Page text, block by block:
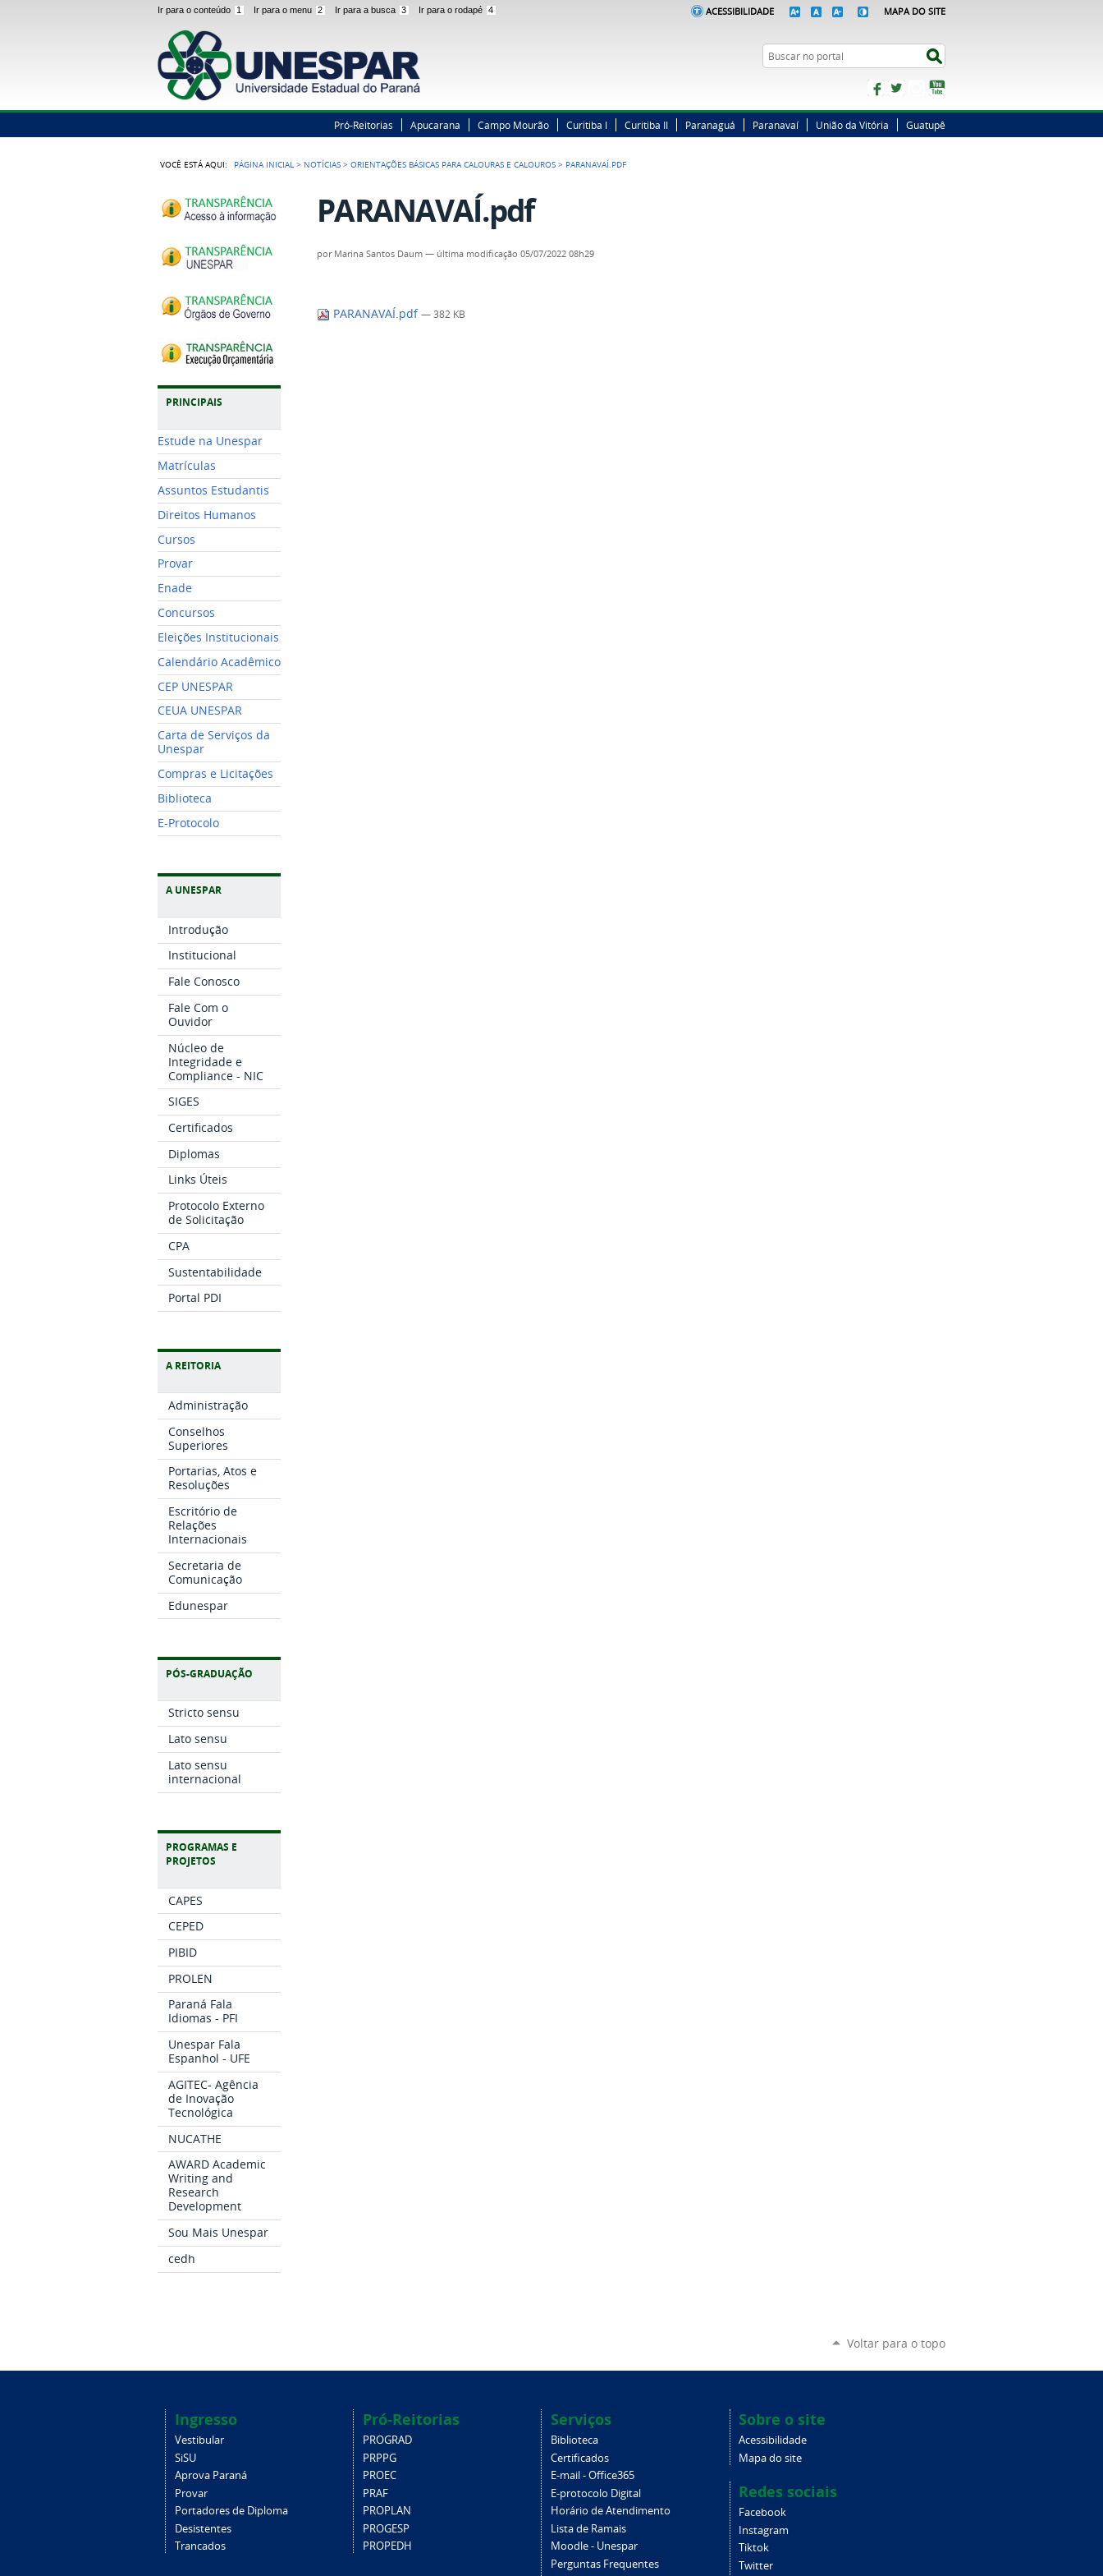
Ir para o conteúdo 1 Ir para o menu 2 Ir para a busca 3 Ir para o rodapé 4 ACESSIBILIDADE MAPA DO SITE
Busca
FacebookTwitterInstagram
Pró-Reitorias Apucarana Campo Mourão Curitiba I Curitiba II Paranaguá Paranavaí União da Vitória Guatupê
VOCÊ ESTÁ AQUI: PÁGINA INICIAL > NOTÍCIAS >ORIENTAÇÕES BÁSICAS PARA CALOURAS E CALOUROS > PARANAVAÍ.PDF
PRINCIPAIS
Estude na Unespar
Matrículas
Assuntos Estudantis
Direitos Humanos
Cursos
Provar
Enade
Concursos
Eleições Institucionais
Calendário Acadêmico
CEP UNESPAR
CEUA UNESPAR
Carta de Serviços da
Unespar
Compras e Licitações
Biblioteca
E-Protocolo
A UNESPAR
Introdução
Institucional
Fale Conosco
Fale Com o
Ouvidor
Núcleo de
Integridade e
Compliance - NIC
SIGES
Certificados
Diplomas
Links Úteis
Protocolo Externo
de Solicitação
CPA
Sustentabilidade
Portal PDI
A REITORIA
Administração
Conselhos
Superiores
Portarias, Atos e
Resoluções
Escritório de
Relações
Internacionais
Secretaria de
Comunicação
Edunespar
PÓS-GRADUAÇÃO
Stricto sensu
Lato sensu
Lato sensu
internacional
PROGRAMAS E
PROJETOS
CAPES
CEPED
PIBID
PROLEN
Paraná Fala
Idiomas - PFI
Unespar Fala
Espanhol - UFE
AGITEC- Agência
de Inovação
Tecnológica
NUCATHE
AWARD Academic
Writing and
Research
Development
Sou Mais Unespar
cedh
PARANAVAÍ.pdf
por Marina Santos Daum — última modificação 05/07/2022 08h29
PARANAVAÍ.pdf— 382 KB
Voltar para o topo
Ingresso
Vestibular
SiSU
Aprova Paraná
Provar
Portadores de Diploma
Desistentes
Trancados
Pró-Reitorias
PROGRAD
PRPPG
PROEC
PRAF
PROPLAN
PROGESP
PROPEDH
Serviços
Biblioteca
Certificados
E-mail - Office365
E-protocolo Digital
Horário de Atendimento
Lista de Ramais
Moodle - Unespar
Perguntas Frequentes
Sobre o site
Acessibilidade
Mapa do site
Redes sociais
Facebook
Instagram
Tiktok
Twitter